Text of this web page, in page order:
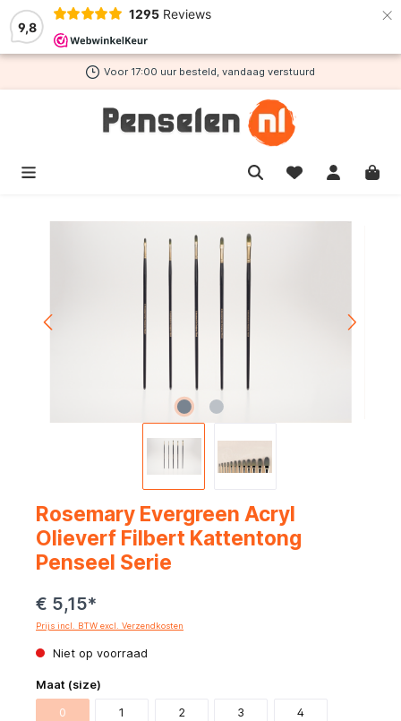
9,8
1295 Reviews ×
hoofdinhoud
Voor 17:00 uur besteld, vandaag verstuurd
Rosemary Evergreen Acryl
Olieverf Filbert Kattentong
Penseel Serie
€ 5,15*
Prijs incl. BTW excl. Verzendkosten
Niet op voorraad
Maat (size)
0 1 2 3 4